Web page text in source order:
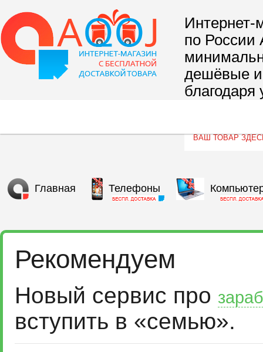
Интернет-
по России
дешёвые и
благодаря
Главная Телефоны
Рекомендуем
Новый сервис про
вступить в «семью».